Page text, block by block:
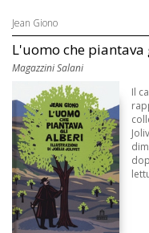
Jean Giono
L'uomo che
Magazzini Salani
Il